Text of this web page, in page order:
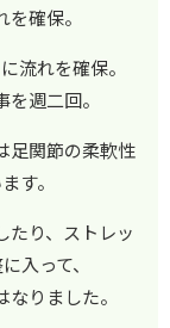
確保。
流れを確保。
週二回。
足関節の柔軟性
す。
たり、ストレッ
入って、
りました。